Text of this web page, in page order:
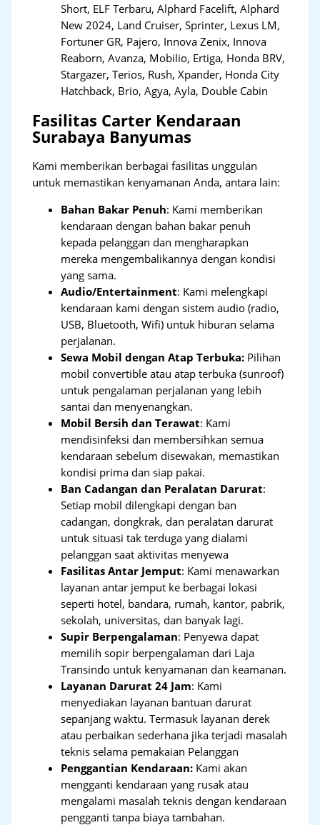
Short, ELF Terbaru, Alphard Facelift, Alphard
New 2024, Land Cruiser, Sprinter, Lexus LM,
Fortuner GR, Pajero, Innova Zenix, Innova
Reaborn, Avanza, Mobilio, Ertiga, Honda BRV,
Stargazer, Terios, Rush, Xpander, Honda City
Hatchback, Brio, Agya, Ayla, Double Cabin
Fasilitas Carter Kendaraan
Surabaya Banyumas
Kami memberikan berbagai fasilitas unggulan
untuk memastikan kenyamanan Anda, antara lain:
Bahan Bakar Penuh: Kami memberikan
kendaraan dengan bahan bakar penuh
kepada pelanggan dan mengharapkan
mereka mengembalikannya dengan kondisi
yang sama.
Audio/Entertainment: Kami melengkapi
kendaraan kami dengan sistem audio (radio,
USB, Bluetooth, Wifi) untuk hiburan selama
perjalanan.
Sewa Mobil dengan Atap Terbuka: Pilihan
mobil convertible atau atap terbuka (sunroof)
untuk pengalaman perjalanan yang lebih
santai dan menyenangkan.
Mobil Bersih dan Terawat: Kami
mendisinfeksi dan membersihkan semua
kendaraan sebelum disewakan, memastikan
kondisi prima dan siap pakai.
Ban Cadangan dan Peralatan Darurat:
Setiap mobil dilengkapi dengan ban
cadangan, dongkrak, dan peralatan darurat
untuk situasi tak terduga yang dialami
pelanggan saat aktivitas menyewa
Fasilitas Antar Jemput: Kami menawarkan
layanan antar jemput ke berbagai lokasi
seperti hotel, bandara, rumah, kantor, pabrik,
sekolah, universitas, dan banyak lagi.
Supir Berpengalaman: Penyewa dapat
memilih sopir berpengalaman dari Laja
Transindo untuk kenyamanan dan keamanan.
Layanan Darurat 24 Jam: Kami
menyediakan layanan bantuan darurat
sepanjang waktu. Termasuk layanan derek
atau perbaikan sederhana jika terjadi masalah
teknis selama pemakaian Pelanggan
Penggantian Kendaraan: Kami akan
mengganti kendaraan yang rusak atau
mengalami masalah teknis dengan kendaraan
pengganti tanpa biaya tambahan.